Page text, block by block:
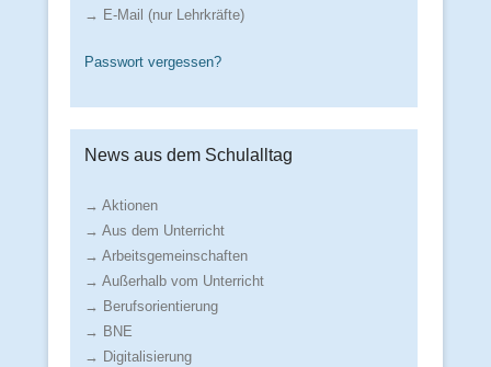
→ E-Mail (nur Lehrkräfte)
Passwort vergessen?
News aus dem Schulalltag
→ Aktionen
→ Aus dem Unterricht
→ Arbeitsgemeinschaften
→ Außerhalb vom Unterricht
→ Berufsorientierung
→ BNE
→ Digitalisierung